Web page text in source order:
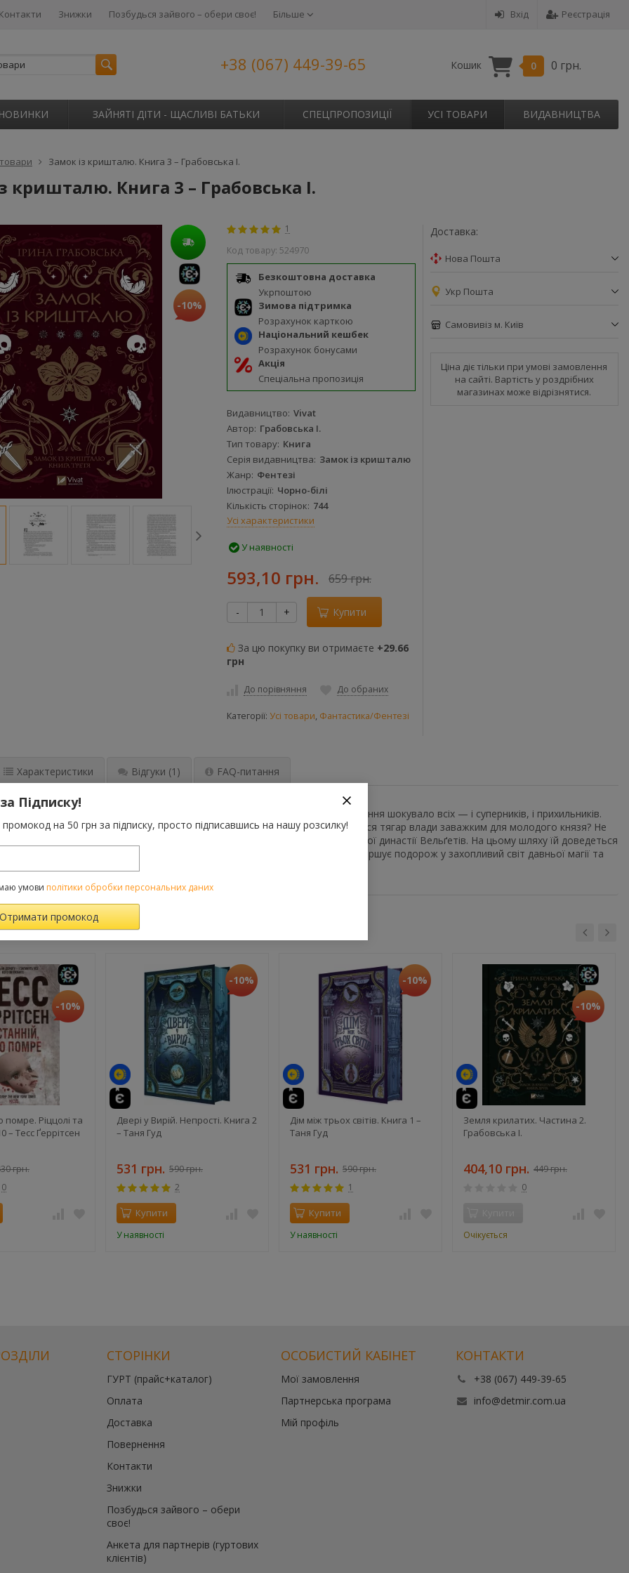
Вхід Реєстрація
Контакти Знижки Позбудься зайвого – обери своє! Більше
+38 (067) 449-39-65 Кошик 0 0 грн.
НОВИНКИ ЗАЙНЯТІ ДІТИ - ЩАСЛИВІ БАТЬКИ СПЕЦПРОПОЗИЦІЇ УСІ ТОВАРИ ВИДАВНИЦТВА
товари Замок із кришталю. Книга 3 – Грабовська І.
кришталю. Книга 3 – Грабовська І.
-10%
1
Код товару: 524970
Безкоштовна доставка
Укрпоштою
Зимова підтримка
Розрахунок карткою
Національний кешбек
Розрахунок бонусами
Акція
Спеціальна пропозиція
Видавництво Vivat
Автор Грабовська І.
Тип товару Книга
Серія видавництва Замок із кришталю
Жанр Фентезі
Ілюстрації Чорно-білі
Кількість сторінок 744
Усі характеристики
У наявності
593,10 грн. 659 грн.
- + Купити
За цю покупку ви отримаєте +29.66
грн
До порівняння До обраних
Категорії: Усі товари, Фантастика/Фентезі
Доставка:
Нова Пошта
Укр Пошта
Самовивіз м. Київ
Ціна діє тільки при умові замовлення
на сайті. Вартість у роздрібних
магазинах може відрізнятися.
Характеристики Відгуки (1) FAQ-питання
але справжня боротьба тільки починається. Його неоднозначне рішення шокувало всіх — і суперників, і прихильників.
перетворюються на запеклих ворогів, могутніх і жорстоких, чи не виявиться тягар влади заважким для молодого князя? Не
в Небельгаймі, де принцеса Ізвен намагається захистити спадщину занепалої династії Вельґетів. На цьому шляху їй доведеться
і вогонь, щоб врятувати свій народ і себе. «Замок із кришталю» завершує подорож у захопливий світ давньої магії та
під світлом пресвятих Зірок.
ТАКОЖ КУПУЮТЬ
-10%
помре. Ріццолі та
– Тесс Ґеррітсен
грн.
0
-10%
Двері у Вирій. Непрості. Книга 2
– Таня Гуд
531 грн. 590 грн.
2
Купити
У наявності
-10%
Дім між трьох світів. Книга 1 –
Таня Гуд
531 грн. 590 грн.
1
Купити
У наявності
-10%
Земля крилатих. Частина 2.
Грабовська І.
404,10 грн. 449 грн.
0
Очікується
СТОРІНКИ
ГУРТ (прайс+каталог)
Оплата
Доставка
Повернення
Контакти
Знижки
Позбудься зайвого – обери
своє!
Анкета для партнерів (гуртових
клієнтів)
ОСОБИСТИЙ КАБІНЕТ
Мої замовлення
Партнерська програма
Мій профіль
КОНТАКТИ
+38 (067) 449-39-65
info@detmir.com.ua
Підписку!
на 50 грн за підписку, просто підписавшись на нашу розсилку!
умови політики обробки персональних даних